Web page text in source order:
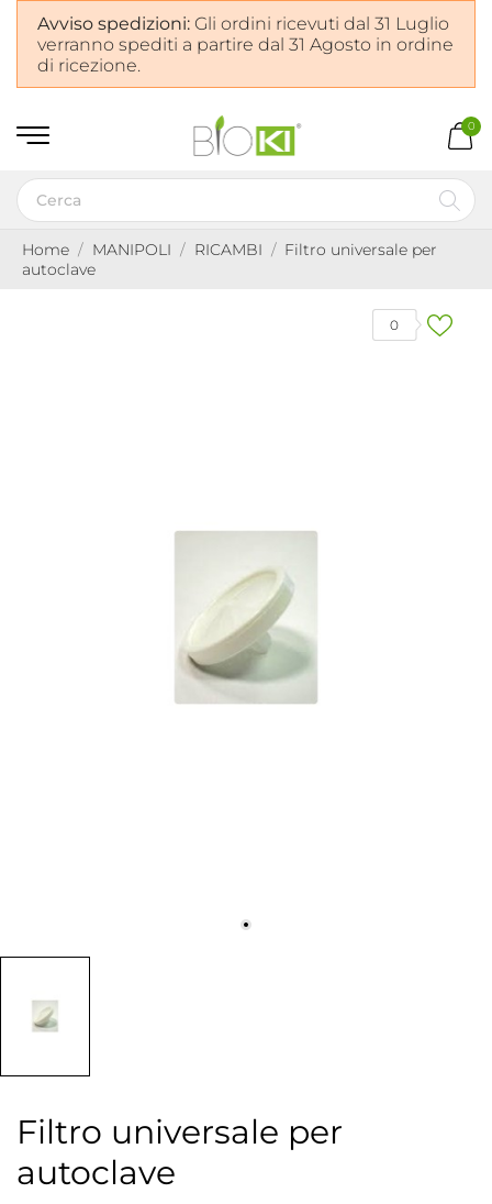
Avviso spedizioni:Gli ordini ricevuti dal 31 Luglio
verranno spediti a partire dal 31 Agosto in ordine
di ricezione.
0
Home MANIPOLI RICAMBI
Filtro universale per
autoclave
0
Filtro universale per
autoclave